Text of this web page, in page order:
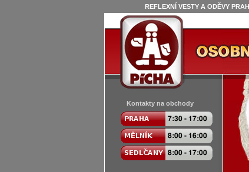
REFLEXNÍ VESTY A ODĚVY
Kontakty na obchody